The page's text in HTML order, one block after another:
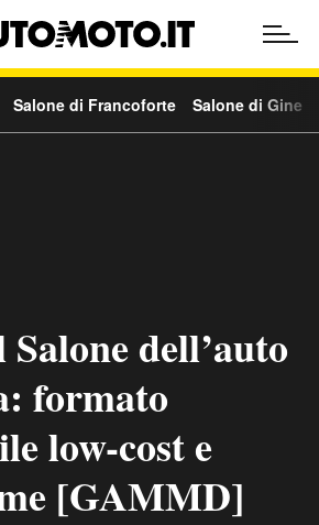
Salone di Francoforte Salone di
dell’auto
formato
low-cost e
[GAMMD]